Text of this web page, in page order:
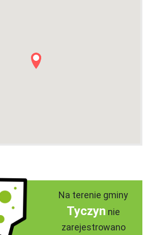
Na terenie gminy
Tyczyn nie
zarejestrowano